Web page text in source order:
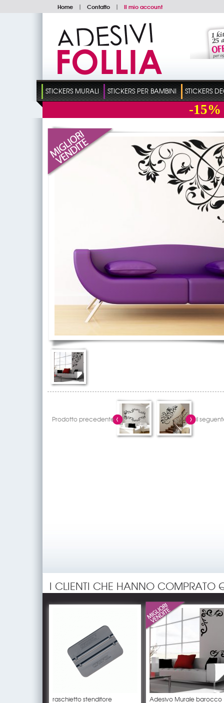
Home | Contatto | Il mio account
STICKERS MURALI STICKERS PER BAMBINI STICKERS
-15%
Prodotto precedente il
I CLIENTI CHE HANNO COMPRATO
raschietto stenditore Adesivo Murale barocco